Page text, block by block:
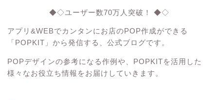
◆◇ユーザー数70万人突破！ ◆◇
アプリ&WEBでカンタンにお店のPOP作成ができる
「POPKIT」から発信する、公式ブログです。
POPデザインの参考になる作例や、POPKITを活用した
様々なお役立ち情報をお届けしていきます。